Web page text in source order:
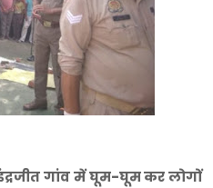
गांव में घूम-घूम कर लोगों